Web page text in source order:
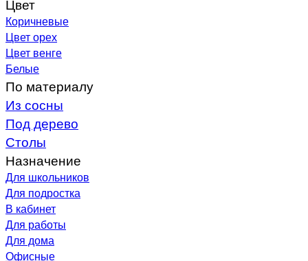
Цвет
Коричневые
Цвет орех
Цвет венге
Белые
По материалу
Из сосны
Под дерево
Столы
Назначение
Для школьников
Для подростка
В кабинет
Для работы
Для дома
Офисные